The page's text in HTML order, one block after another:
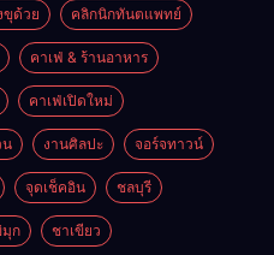
ขุด้วย คลิกนิกทันตแพทย์
คาเฟ่ & ร้านอาหาร
คาเฟ่เปิดใหม่
น งานศิลปะ จอร์จทาวน์
จุดเช็คอิน ชลบุรี
ก ชาเขียว